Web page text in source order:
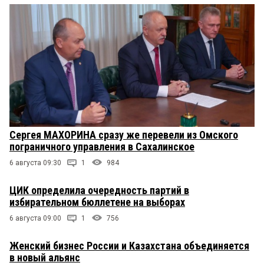
Сергея МАХОРИНА сразу же перевели из Омского
пограничного управления в Сахалинское
6 августа 09:30 1 984
ЦИК определила очередность партий в
избирательном бюллетене на выборах
6 августа 09:00 1 756
Женский бизнес России и Казахстана объединяется
в новый альянс